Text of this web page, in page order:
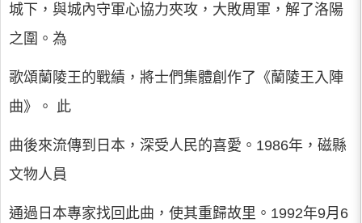
城下，與城內守軍心協力夾攻，大敗周軍，解了洛陽
之圍。為
歌頌蘭陵王的戰績，將士們集體創作了《蘭陵王入陣
曲》。 此
曲後來流傳到日本，深受人民的喜愛。1986年，磁縣
文物人員
通過日本專家找回此曲，使其重歸故里。1992年9月6